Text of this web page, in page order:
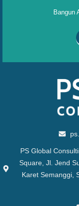
Bangun
PS Global
Square, Jl. Jend
Karet Semanggi,